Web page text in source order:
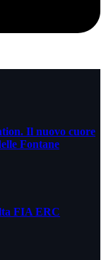
Il nuovo cuore
Fontane
FIA ERC